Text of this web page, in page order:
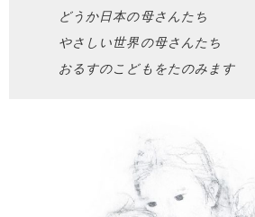
どうか日本の母さんたち
やさしい世界の母さんたち
おるすのこどもをたのみます